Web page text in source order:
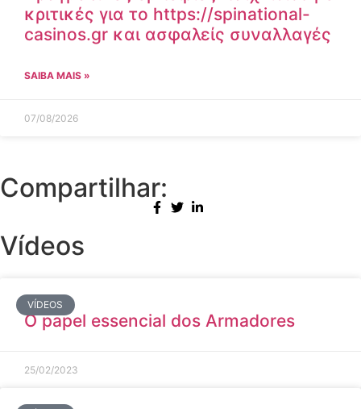
κριτικές για το https://spinational-
casinos.gr και ασφαλείς συναλλαγές
SAIBA MAIS »
07/08/2026
Compartilhar:
Vídeos
VÍDEOS
O papel essencial dos Armadores
25/02/2023